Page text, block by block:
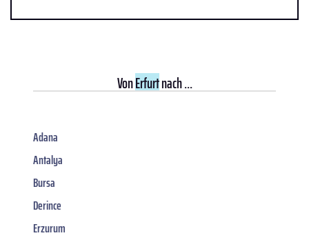
VonErfurtnach ...
Adana
Antalya
Bursa
Derince
Erzurum